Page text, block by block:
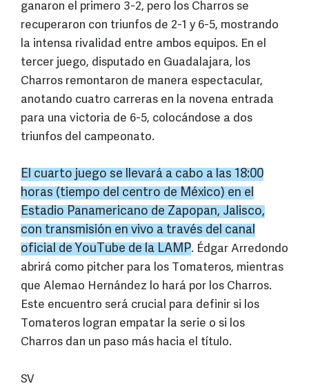
ganaron el primero 3-2, pero los Charros se
recuperaron con triunfos de 2-1 y 6-5, mostrando
la intensa rivalidad entre ambos equipos. En el
tercer juego, disputado en Guadalajara, los
Charros remontaron de manera espectacular,
anotando cuatro carreras en la novena entrada
para una victoria de 6-5, colocándose a dos
triunfos del campeonato.
El cuarto juego se llevará a cabo a las 18:00
horas (tiempo del centro de México) en el
Estadio Panamericano de Zapopan, Jalisco,
con transmisión en vivo a través del canal
oficial de YouTube de la LAMP. Édgar Arredondo
abrirá como pitcher para los Tomateros, mientras
que Alemao Hernández lo hará por los Charros.
Este encuentro será crucial para definir si los
Tomateros logran empatar la serie o si los
Charros dan un paso más hacia el título.
SV